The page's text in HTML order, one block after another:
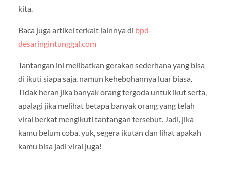
kita.
Baca juga artikel terkait lainnya di bpd-
desaringintunggal.com
Tantangan ini melibatkan gerakan sederhana yang bisa
di ikuti siapa saja, namun kehebohannya luar biasa.
Tidak heran jika banyak orang tergoda untuk ikut serta,
apalagi jika melihat betapa banyak orang yang telah
viral berkat mengikuti tantangan tersebut. Jadi, jika
kamu belum coba, yuk, segera ikutan dan lihat apakah
kamu bisa jadi viral juga!